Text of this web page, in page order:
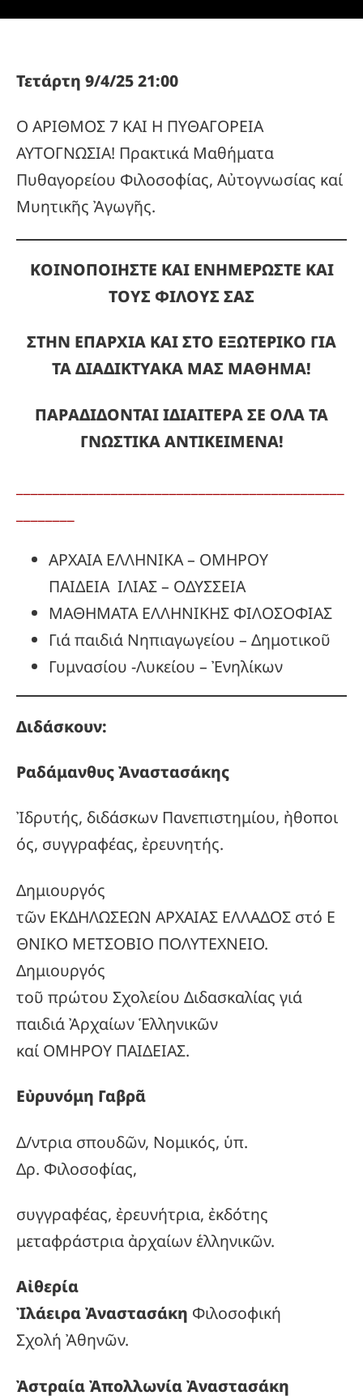
Τετάρτη 9/4/25 21:00
Ο ΑΡΙΘΜΟΣ 7 ΚΑΙ Η ΠΥΘΑΓΟΡΕΙΑ
ΑΥΤΟΓΝΩΣΙΑ! Πρακτικά Μαθήματα
Πυθαγορείου Φιλοσοφίας, Αὐτογνωσίας καί
Μυητικῆς Ἀγωγῆς.
ΚΟΙΝΟΠΟΙΗΣΤΕ ΚΑΙ ΕΝΗΜΕΡΩΣΤΕ ΚΑΙ
ΤΟΥΣ ΦΙΛΟΥΣ ΣΑΣ
ΣΤΗΝ ΕΠΑΡΧΙΑ ΚΑΙ ΣΤΟ ΕΞΩΤΕΡΙΚΟ ΓΙΑ
ΤΑ ΔΙΑΔΙΚΤΥΑΚΑ ΜΑΣ ΜΑΘΗΜΑ!
ΠΑΡΑΔΙΔΟΝΤΑΙ ΙΔΙΑΙΤΕΡΑ ΣΕ ΟΛΑ ΤΑ
ΓΝΩΣΤΙΚΑ ΑΝΤΙΚΕΙΜΕΝΑ!
ΑΡΧΑΙΑ ΕΛΛΗΝΙΚΑ – ΟΜΗΡΟΥ
ΠΑΙΔΕΙΑ ΙΛΙΑΣ – ΟΔΥΣΣΕΙΑ
ΜΑΘΗΜΑΤΑ ΕΛΛΗΝΙΚΗΣ ΦΙΛΟΣΟΦΙΑΣ
Γιά παιδιά Νηπιαγωγείου – Δημοτικοῦ
Γυμνασίου -Λυκείου – Ἐνηλίκων
Διδάσκουν:
ΡαδάμανθυςἈναστασάκης
Ἰδρυτής, διδάσκων Πανεπιστημίου, ἠθοποι
ός, συγγραφέας, ἐρευνητής.
Δημιουργός
τῶν ΕΚΔΗΛΩΣΕΩΝ ΑΡΧΑΙΑΣ ΕΛΛΑΔΟΣ στό Ε
ΘΝΙΚΟ ΜΕΤΣΟΒΙΟ ΠΟΛΥΤΕΧΝΕΙΟ.
Δημιουργός
τοῦ πρώτου Σχολείου Διδασκαλίας γιά
παιδιά Ἀρχαίων Ἑλληνικῶν
καί ΟΜΗΡΟΥ ΠΑΙΔΕΙΑΣ.
Εὐρυνόμη Γαβρᾶ
Δ/ντρια σπουδῶν, Νομικός, ὑπ.
Δρ. Φιλοσοφίας,
συγγραφέας, ἐρευνήτρια, ἐκδότης
μεταφράστρια ἀρχαίων ἑλληνικῶν.
Αἰθερία
Ἰλάειρα Ἀναστασάκη Φιλοσοφική
Σχολή Ἀθηνῶν.
Ἀστραία Ἀπολλωνία Ἀναστασάκη